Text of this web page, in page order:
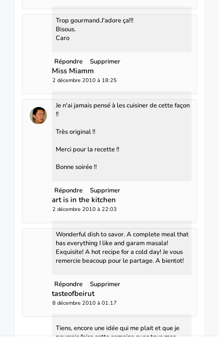
Trop gourmand.J'adore ça!!!
Bisous.
Caro
Répondre Supprimer
Miss Miamm
2 décembre 2010 à 18:25
Je n'ai jamais pensé à les cuisiner de cette façon
!!
Très original !!
Merci pour la recette !!
Bonne soirée !!
Répondre Supprimer
art is in the kitchen
2 décembre 2010 à 22:03
Wonderful dish to savor. A complete meal that
has everything I like and garam masala!
Exquisite! A hot recipe for a cold day! Je vous
remercie beacoup pour le partage. A bientot!
Répondre Supprimer
tasteofbeirut
8 décembre 2010 à 01:17
Tiens, encore une idée qui me plait et que je
pourrais faire cette semaine avec tous mes